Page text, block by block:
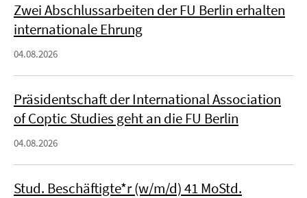
Zwei Abschlussarbeiten der FU Berlin erhalten
internationale Ehrung
04.08.2026
Präsidentschaft der International Association
of Coptic Studies geht an die FU Berlin
04.08.2026
Stud. Beschäftigte*r (w/m/d) 41 MoStd.